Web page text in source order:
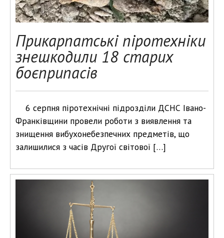
Прикарпатські піротехніки
знешкодили 18 старих
боєприпасів
6 серпня піротехнічні підрозділи ДСНС Івано-
Франківщини провели роботи з виявлення та
знищення вибухонебезпечних предметів, що
залишилися з часів Другої світової […]